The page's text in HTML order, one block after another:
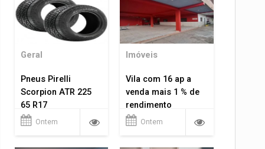
Geral
Pneus Pirelli
Scorpion ATR 225
65 R17
Ontem
Imóveis
Vila com 16 ap a
venda mais 1 % de
rendimento
Ontem